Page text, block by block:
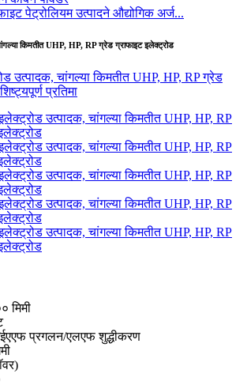
पेट्रोलियम उत्पादने औद्योगिक अर्ज...
किमतीत UHP, HP, RP ग्रेड ग्राफाइट इलेक्ट्रोड
मिमी
ईएएफ प्रगलन/एलएफ शुद्धीकरण